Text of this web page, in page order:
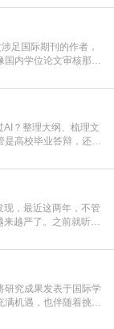
具，半天就能搞定你两
符合下面这些场景，
足国际期刊的作者，
国内学位论文审核那
严谨投稿流程中不可
稿SCI有查重吗”。
？整理大纲、梳理文
高校毕业答辩，还是
区别？这里说透：普
袭；AI查重查的是你
，最近这两年，不管
越严了。之前就听身
国内多数高校和核心期
写作，必须明确标
研究成果发表于国际学
满机遇，也伴随着挑